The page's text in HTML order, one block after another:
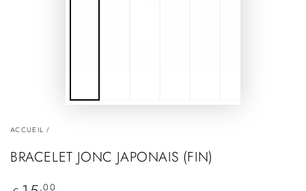
ACCUEIL /
BRACELET JONC JAPONAIS (FIN)
Prix
,00